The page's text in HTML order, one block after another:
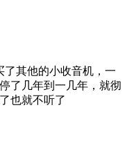
了其他的小收音机，一
了几年到一几年，就彻
也就不听了